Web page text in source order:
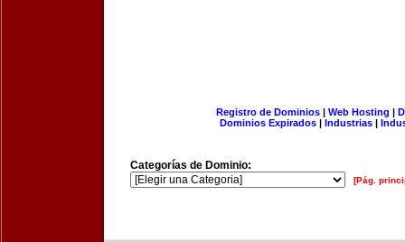
Registro de Dominios| Web Hosting |
Dominios Expirados | Industrias |
Categorías de Dominio:
[Pág.